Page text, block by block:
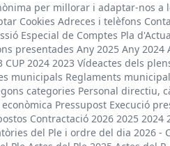
per millorar i adaptar-nos a
Cookies Adreces i telèfons
Especial de Comptes Pla
presentades Any 2025 Any 2024
2024 2023 Vídeactes dels
municipals Reglaments
categories Personal directiu,
Pressupost Execució
Contractació 2026 2025 2024
del Ple i ordre del dia 2026 -